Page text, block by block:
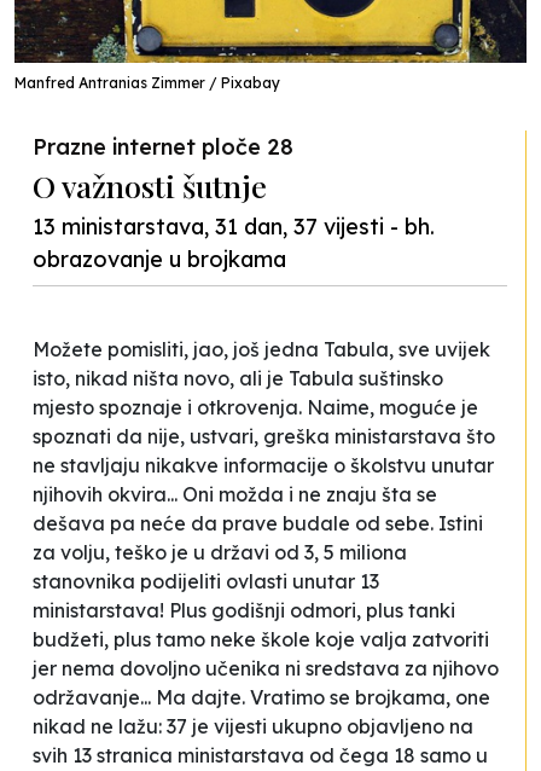
Manfred Antranias Zimmer / Pixabay
Prazne internet ploče 28
O važnosti šutnje
13 ministarstava, 31 dan, 37 vijesti - bh.
obrazovanje u brojkama
Možete pomisliti, jao, još jedna Tabula, sve uvijek
isto, nikad ništa novo, ali je Tabula suštinsko
mjesto spoznaje i otkrovenja. Naime, moguće je
spoznati da nije, ustvari, greška ministarstava što
ne stavljaju nikakve informacije o školstvu unutar
njihovih okvira... Oni možda i ne znaju šta se
dešava pa neće da prave budale od sebe. Istini
za volju, teško je u državi od 3, 5 miliona
stanovnika podijeliti ovlasti unutar 13
ministarstava! Plus godišnji odmori, plus tanki
budžeti, plus tamo neke škole koje valja zatvoriti
jer nema dovoljno učenika ni sredstava za njihovo
održavanje... Ma dajte. Vratimo se brojkama, one
nikad ne lažu: 37 je vijesti ukupno objavljeno na
svih 13 stranica ministarstava od čega 18 samo u